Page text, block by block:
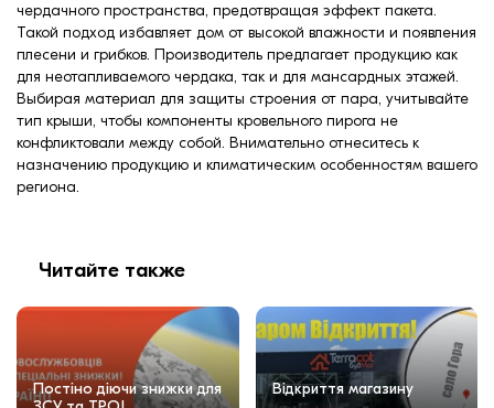
чердачного пространства, предотвращая эффект пакета.
Такой подход избавляет дом от высокой влажности и появления
плесени и грибков. Производитель предлагает продукцию как
для неотапливаемого чердака, так и для мансардных этажей.
Выбирая материал для защиты строения от пара, учитывайте
тип крыши, чтобы компоненты кровельного пирога не
конфликтовали между собой. Внимательно отнеситесь к
назначению продукцию и климатическим особенностям вашего
региона.
Читайте также
Постіно діючи знижки для
Відкриття магазину